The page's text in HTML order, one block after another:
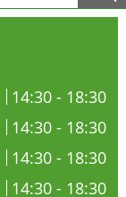
14:30 - 18:30
14:30 - 18:30
14:30 - 18:30
14:30 - 18:30